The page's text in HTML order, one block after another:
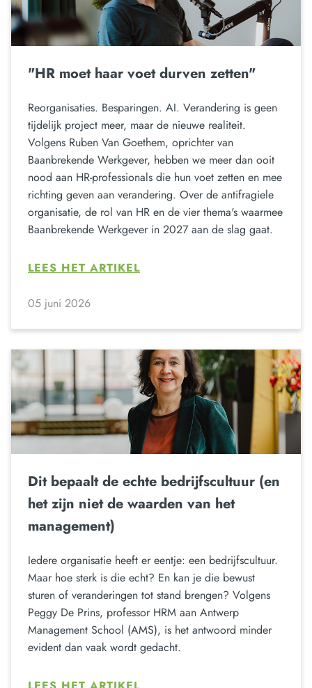
"HR moet haar voet durven zetten"
Reorganisaties. Besparingen. AI. Verandering is geen
tijdelijk project meer, maar de nieuwe realiteit.
Volgens Ruben Van Goethem, oprichter van
Baanbrekende Werkgever, hebben we meer dan ooit
nood aan HR-professionals die hun voet zetten en mee
richting geven aan verandering. Over de antifragiele
organisatie, de rol van HR en de vier thema's waarmee
Baanbrekende Werkgever in 2027 aan de slag gaat.
LEES HET ARTIKEL
05 juni 2026
Dit bepaalt de echte bedrijfscultuur (en
het zijn niet de waarden van het
management)
Iedere organisatie heeft er eentje: een bedrijfscultuur.
Maar hoe sterk is die echt? En kan je die bewust
sturen of veranderingen tot stand brengen? Volgens
Peggy De Prins, professor HRM aan Antwerp
Management School (AMS), is het antwoord minder
evident dan vaak wordt gedacht.